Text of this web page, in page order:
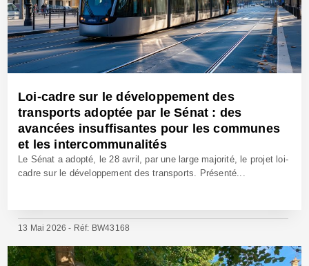
Loi-cadre sur le développement des
transports adoptée par le Sénat : des
avancées insuffisantes pour les communes
et les intercommunalités
Le Sénat a adopté, le 28 avril, par une large majorité, le projet loi-
cadre sur le développement des transports. Présenté...
13 Mai 2026 - Réf: BW43168